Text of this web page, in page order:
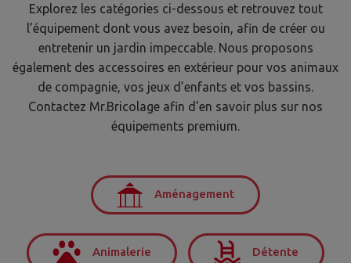
Explorez les catégories ci-dessous et retrouvez tout
l’équipement dont vous avez besoin, afin de créer ou
entretenir un jardin impeccable. Nous proposons
également des accessoires en extérieur pour vos animaux
de compagnie, vos jeux d’enfants et vos bassins.
Contactez Mr.Bricolage afin d’en savoir plus sur nos
équipements premium.
Aménagement
Animalerie Détente